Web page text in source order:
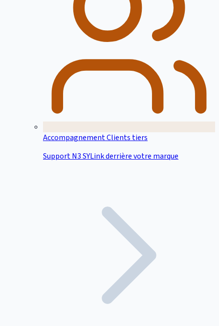
Accompagnement Clients tiers
Support N3 SYLink derrière votre marque